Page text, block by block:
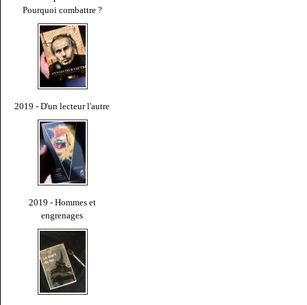
Pourquoi combattre ?
2019 - D'un lecteur l'autre
2019 - Hommes et
engrenages